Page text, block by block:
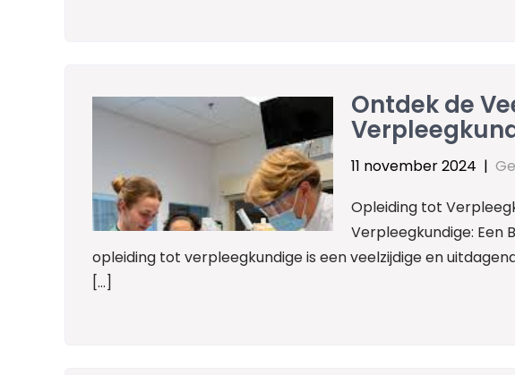
Ontdek de
11 november 2024 |
Opleiding tot
Verpleegkundige:
opleiding tot verpleegkundige is een veelzijdige en
[…]